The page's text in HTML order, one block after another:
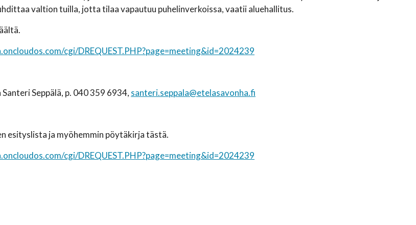
valtion tuilla, jotta tilaa vapautuu puhelinverkoissa, vaatii aluehallitus.
cgi/DREQUEST.PHP?page=meeting&id=2024239
Seppälä, p. 040 359 6934, santeri.seppala@etelasavonha.fi
esityslista ja myöhemmin pöytäkirja tästä.
cgi/DREQUEST.PHP?page=meeting&id=2024239